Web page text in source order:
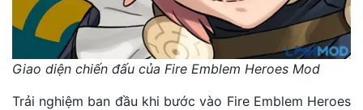
Giao diện chiến đấu của Fire Emblem Heroes Mod
Trải nghiệm ban đầu khi bước vào Fire Emblem Heroes